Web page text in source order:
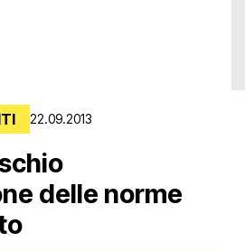
22.09.2013
delle norme